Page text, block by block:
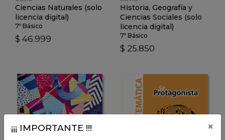
Ciencias Naturales (solo
licencia digital)
7º Básico
$ 46.999
Historia, Geografía y
Ciencias Sociales (solo
licencia digital)
7º Básico
$ 25.850
VER DETALLES
¡¡¡ IMPORTANTE !!! ×